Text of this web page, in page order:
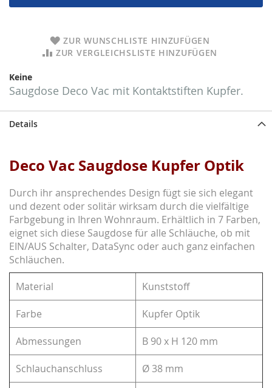
ZUR WUNSCHLISTE HINZUFÜGEN
ZUR VERGLEICHSLISTE HINZUFÜGEN
Keine
Saugdose Deco Vac mit Kontaktstiften Kupfer.
Details
Deco Vac Saugdose Kupfer Optik
Durch ihr ansprechendes Design fügt sie sich elegant
und dezent oder solitär wirksam durch die vielfältige
Farbgebung in Ihren Wohnraum. Erhältlich in 7 Farben,
eignet sich diese Saugdose für alle Schläuche, ob mit
EIN/AUS Schalter, DataSync oder auch ganz einfachen
Schläuchen.
Material
Kunststoff
Farbe Kupfer Optik
Abmessungen B 90 x H 120 mm
Schlauchanschluss Ø 38 mm